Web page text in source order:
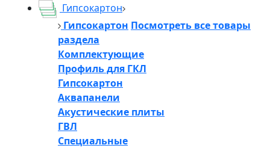
Гипсокартон
Гипсокартон Посмотреть все товары
раздела
Комплектующие
Профиль для ГКЛ
Гипсокартон
Аквапанели
Акустические плиты
ГВЛ
Специальные